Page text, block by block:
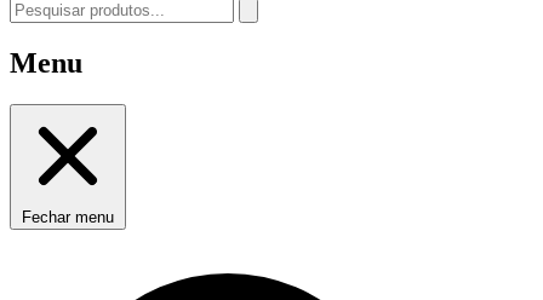
Menu
Fechar menu